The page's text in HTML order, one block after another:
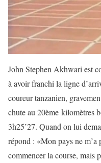
John Stephen Akhwari est
à avoir franchi la ligne
coureur tanzanien,
chute au 20ème kilomètres
3h25’27. Quand on lui
répond : «Mon pays ne m’a
commencer la course, mais